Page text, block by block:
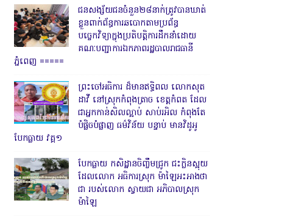
ជនសង្ស័យជនចំនួន២៨នាក់ត្រូវបានឃាត់
ខ្លួនពាក់ព័ន្ធការឆបោកតាមប្រព័ន្ធ
បច្ចេកវិទ្យាក្នុងប្រតិបត្តិការដឹកនាំដោយ
គណៈបញ្ជាការឯកភាពរដ្ឋបាលរាជធានី
ភ្នំពេញ ‎=====
ព្រះចៅអធិការ ដ៏មានឥទ្ធិពល លោកសុត
ដាវី នៅស្រុកកំពុងត្រាច ខេត្តកំពត ដែល
ជាអ្នកកាន់សិលល្អាប់ សាប់រអិល កំពុងតែ
បំផ្លិចបំផ្លាញ ធម៌វិន័យ បន្ទាប់ មានវិដូអូ
បែកធ្លាយ វគ្គ១
បែកធ្លាយ កសិដ្ឋានចិញ្ចឹមជ្រូក ជះក្លិនស្អុយ
ដែលលោក អធិការស្រុក ម៉ាឡៃអះអាងថា
ជា របស់លោក ស្វាយជា អភិបាលស្រុក
ម៉ាឡៃ